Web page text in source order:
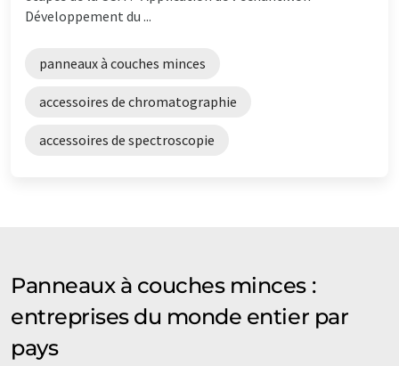
Développement du ...
panneaux à couches minces
accessoires de chromatographie
accessoires de spectroscopie
Panneaux à couches minces :
entreprises du monde entier par
pays